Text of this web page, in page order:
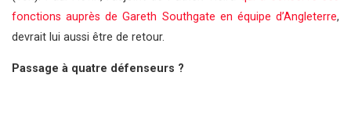
fonctions auprès de Gareth Southgate en équipe d’Angleterre,
devrait lui aussi être de retour.
Passage à quatre défenseurs ?